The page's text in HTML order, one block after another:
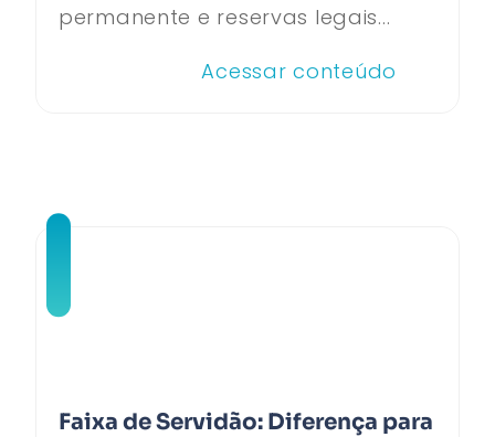
permanente e reservas legais...
Acessar conteúdo
Faixa de Servidão: Diferença para